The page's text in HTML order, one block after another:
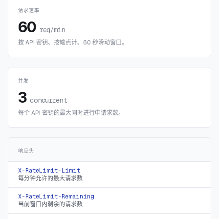
请求速率
60 req/min
按 API 密钥、按端点计。60 秒滑动窗口。
并发
3 concurrent
每个 API 密钥的最大同时进行中请求数。
响应头
X-RateLimit-Limit
每分钟允许的最大请求数
X-RateLimit-Remaining
当前窗口内剩余的请求数